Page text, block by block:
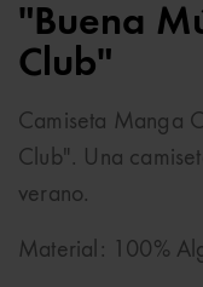
"Buena
Club"
Camiseta Manga
Club". Una
verano.
Material: 100%